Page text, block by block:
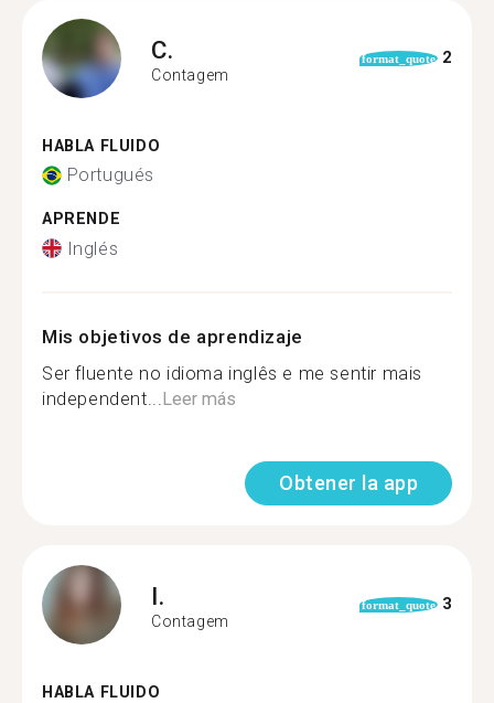
C.
Contagem
format_quote 2
HABLA FLUIDO
Portugués
APRENDE
Inglés
Mis objetivos de aprendizaje
Ser fluente no idioma inglês e me sentir mais
independent... Leer más
Obtener la app
I.
Contagem
format_quote 3
HABLA FLUIDO